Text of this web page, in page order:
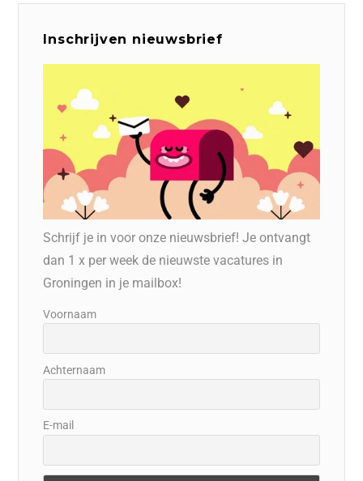
Inschrijven nieuwsbrief
Schrijf je in voor onze nieuwsbrief! Je ontvangt
dan 1 x per week de nieuwste vacatures in
Groningen in je mailbox!
Voornaam
Achternaam
E-mail